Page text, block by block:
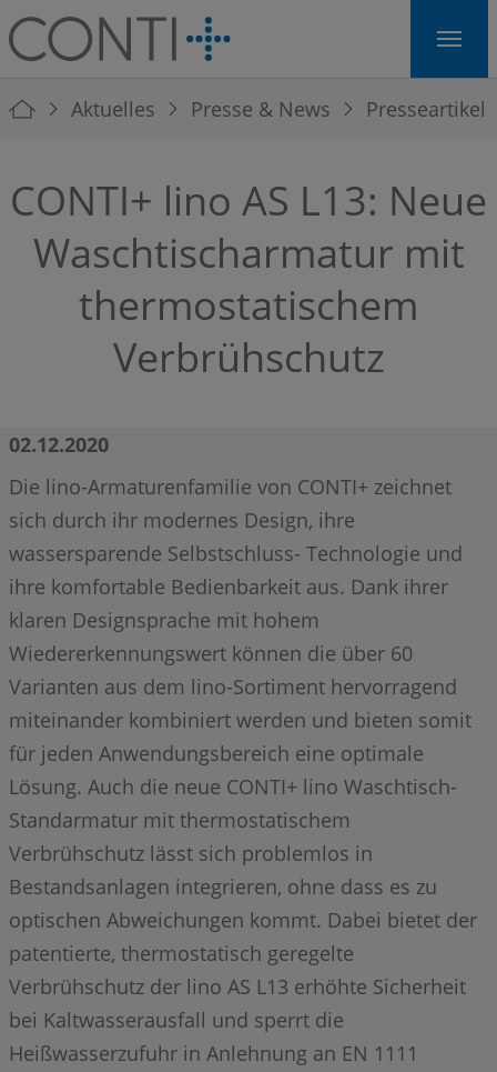
Skip to main navigation
Skip to main content
Skip to page footer
You are here:
Aktuelles Presse & News Presseartikel
CONTI+ lino AS L13: Neue
Waschtischarmatur mit
thermostatischem
Verbrühschutz
02.12.2020
Die lino-Armaturenfamilie von CONTI+ zeichnet
sich durch ihr modernes Design, ihre
wassersparende Selbstschluss- Technologie und
ihre komfortable Bedienbarkeit aus. Dank ihrer
klaren Designsprache mit hohem
Wiedererkennungswert können die über 60
Varianten aus dem lino-Sortiment hervorragend
miteinander kombiniert werden und bieten somit
für jeden Anwendungsbereich eine optimale
Lösung. Auch die neue CONTI+ lino Waschtisch-
Standarmatur mit thermostatischem
Verbrühschutz lässt sich problemlos in
Bestandsanlagen integrieren, ohne dass es zu
optischen Abweichungen kommt. Dabei bietet der
patentierte, thermostatisch geregelte
Verbrühschutz der lino AS L13 erhöhte Sicherheit
bei Kaltwasserausfall und sperrt die
Heißwasserzufuhr in Anlehnung an EN 1111